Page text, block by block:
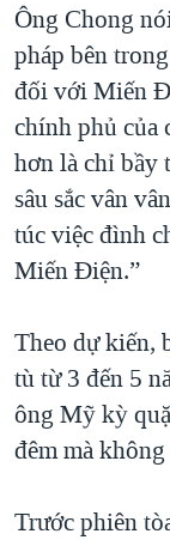
Ông Chong
pháp bên
đối với Miến
chính phủ của
hơn là chỉ bầy
sâu sắc vân
túc việc đình
Miến Điện.”
Theo dự kiến,
tù từ 3 đến 5
ông Mỹ kỳ
đêm mà
Trước phiên